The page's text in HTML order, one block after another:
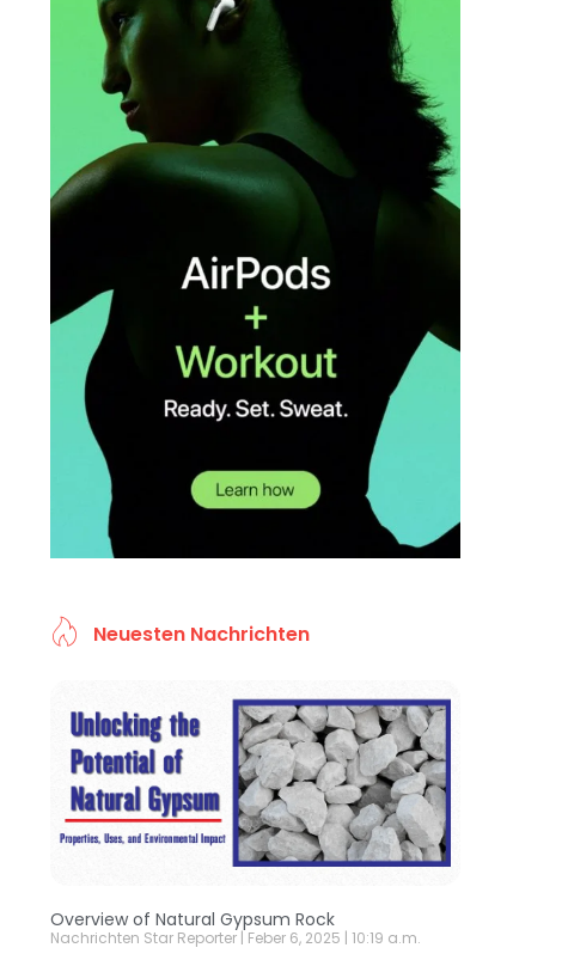
Neuesten Nachrichten
Overview of Natural Gypsum Rock
Nachrichten Star Reporter Feber 6, 2025 10:19 a.m.